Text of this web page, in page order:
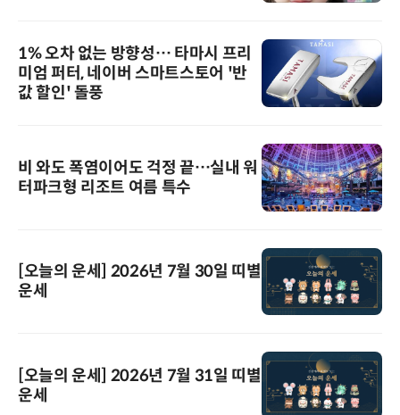
1% 오차 없는 방향성… 타마시 프리
미엄 퍼터, 네이버 스마트스토어 '반
값 할인' 돌풍
비 와도 폭염이어도 걱정 끝…실내 워
터파크형 리조트 여름 특수
[오늘의 운세] 2026년 7월 30일 띠별
운세
[오늘의 운세] 2026년 7월 31일 띠별
운세